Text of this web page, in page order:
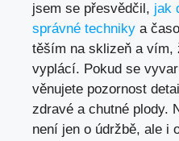
jsem se přesvědčil, jak
správné techniky a
těším na sklizeň a vím,
vyplácí. Pokud se
věnujete pozornost
zdravé a chutné plody.
není jen o údržbě, ale i